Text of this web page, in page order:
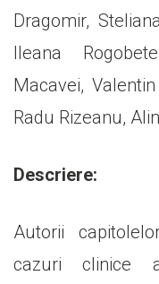
Dragomir,
Ileana
Macavei,
Radu Rizeanu,
Descriere:
Autorii
cazuri clinice